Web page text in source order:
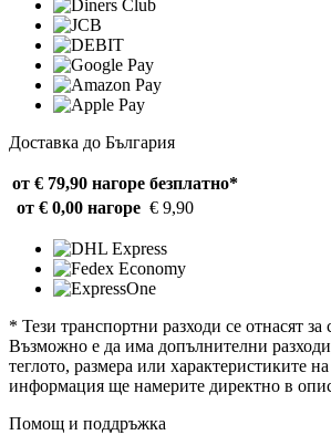
Доставка до България
от € 79,90 нагоре безплатно*
от € 0,00 нагоре € 9,90
* Тези транспортни разходи се отнасят за
Възможно е да има допълнителни
теглото, размера или характеристиките
информация ще намерите директно в
Помощ и поддръжка